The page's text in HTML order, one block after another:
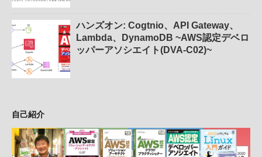
ハンズオン: Cogtnio、API Gateway、
Lambda、DynamoDB ~AWS認定デベロ
ッパーアソシエイト(DVA-C02)~
自己紹介